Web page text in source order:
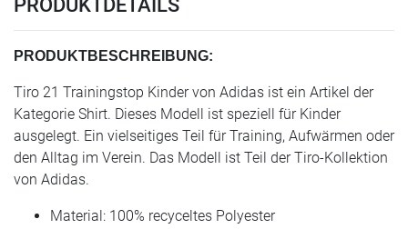
PRODUKTDETAILS
PRODUKTBESCHREIBUNG:
Tiro 21 Trainingstop Kinder von Adidas ist ein Artikel der
Kategorie Shirt. Dieses Modell ist speziell für Kinder
ausgelegt. Ein vielseitiges Teil für Training, Aufwärmen oder
den Alltag im Verein. Das Modell ist Teil der Tiro-Kollektion
von Adidas.
Material: 100% recyceltes Polyester